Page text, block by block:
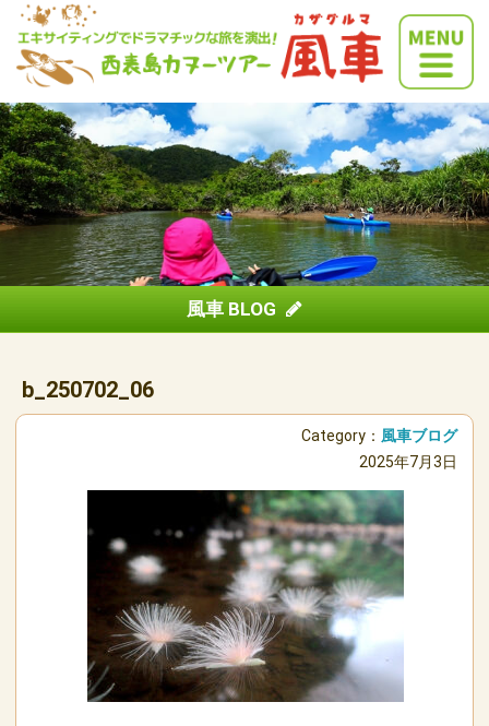
風車 BLOG
b_250702_06
Category： 風車ブログ
2025年7月3日